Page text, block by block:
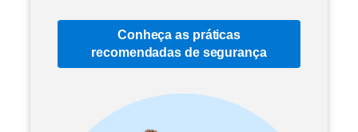
Conheça as práticas
recomendadas de segurança